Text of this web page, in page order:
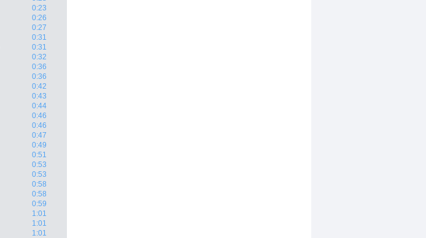
0:23
0:26
0:27
0:31
0:31
0:32
0:36
0:36
0:42
0:43
0:44
0:46
0:46
0:47
0:49
0:51
0:53
0:53
0:58
0:58
0:59
1:01
1:01
1:01